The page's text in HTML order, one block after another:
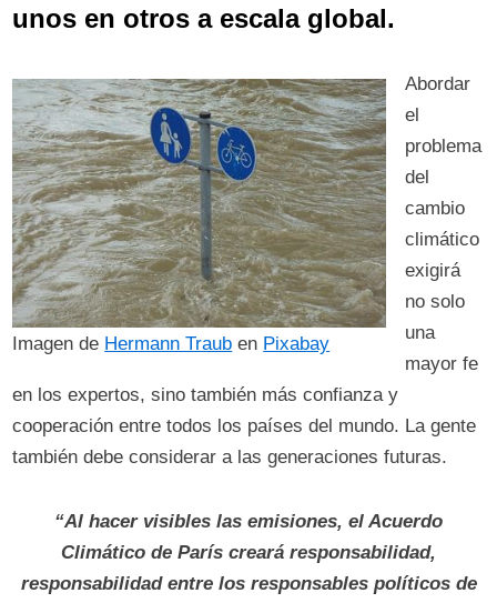
unos en otros a escala global.
Imagen de Hermann Traub en Pixabay
Abordar
el
problema
del
cambio
climático
exigirá
no solo
una
mayor fe
en los expertos, sino también más confianza y
cooperación entre todos los países del mundo. La gente
también debe considerar a las generaciones futuras.
“Al hacer visibles las emisiones, el Acuerdo
Climático de París creará responsabilidad,
responsabilidad entre los responsables políticos de